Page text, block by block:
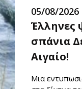
05/08/2026
Έλληνες
σπάνια
Αιγαίο!
Μια